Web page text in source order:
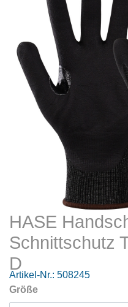
HASE
Schnittschutz
D
Artikel-Nr.: 508245
Größe